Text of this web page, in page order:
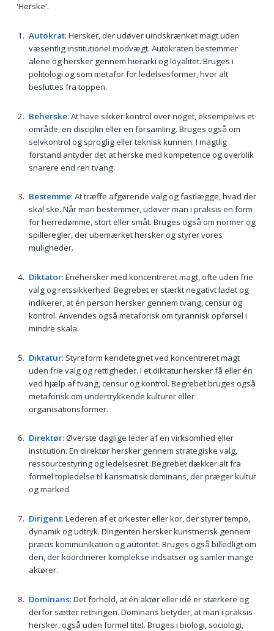
'Herske'.
Autokrat: Hersker, der udøver uindskrænket magt uden
væsentlig institutionel modvægt. Autokraten bestemmer
alene og hersker gennem hierarki og loyalitet. Bruges i
politologi og som metafor for ledelsesformer, hvor alt
besluttes fra toppen.
Beherske: At have sikker kontrol over noget, eksempelvis et
område, en disciplin eller en forsamling. Bruges også om
selvkontrol og sproglig eller teknisk kunnen. I magtlig
forstand antyder det at herske med kompetence og overblik
snarere end ren tvang.
Bestemme: At træffe afgørende valg og fastlægge, hvad der
skal ske. Når man bestemmer, udøver man i praksis en form
for herredømme, stort eller småt. Bruges også om normer og
spilleregler, der ubemærket hersker og styrer vores
muligheder.
Diktator: Enehersker med koncentreret magt, ofte uden frie
valg og retssikkerhed. Begrebet er stærkt negativt ladet og
indikerer, at én person hersker gennem tvang, censur og
kontrol. Anvendes også metaforisk om tyrannisk opførsel i
mindre skala.
Diktatur: Styreform kendetegnet ved koncentreret magt
uden frie valg og rettigheder. I et diktatur hersker få eller én
ved hjælp af tvang, censur og kontrol. Begrebet bruges også
metaforisk om undertrykkende kulturer eller
organisationsformer.
Direktør: Øverste daglige leder af en virksomhed eller
institution. En direktør hersker gennem strategiske valg,
ressourcestyring og ledelsesret. Begrebet dækker alt fra
formel topledelse til karismatisk dominans, der præger kultur
og marked.
Dirigent: Lederen af et orkester eller kor, der styrer tempo,
dynamik og udtryk. Dirigenten hersker kunstnerisk gennem
præcis kommunikation og autoritet. Bruges også billedligt om
den, der koordinerer komplekse indsatser og samler mange
aktører.
Dominans: Det forhold, at én aktør eller idé er stærkere og
derfor sætter retningen. Dominans betyder, at man i praksis
hersker, også uden formel titel. Bruges i biologi, sociologi,